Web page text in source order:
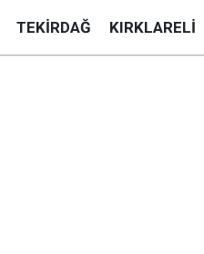
TEKIRDAĞ KIRKLARELI